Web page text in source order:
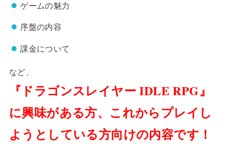
ゲームの魅力
序盤の内容
課金について
など、
『ドラゴンスレイヤー IDLE RPG』
に興味がある方、これからプレイし
ようとしている方向けの内容です！